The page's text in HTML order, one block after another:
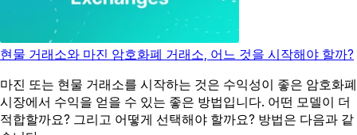
현물 거래소와 마진 암호화폐 거래소, 어느 것을 시작해야 할까?
마진 또는 현물 거래소를 시작하는 것은 수익성이 좋은 암호화폐
시장에서 수익을 얻을 수 있는 좋은 방법입니다. 어떤 모델이 더
적합할까요? 그리고 어떻게 선택해야 할까요? 방법은 다음과 같